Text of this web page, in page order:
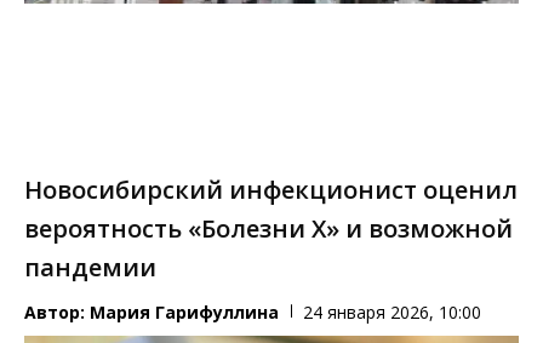
Новосибирский инфекционист оценил
вероятность «Болезни X» и возможной
пандемии
Автор: Мария Гарифуллина 24 января 2026, 10:00